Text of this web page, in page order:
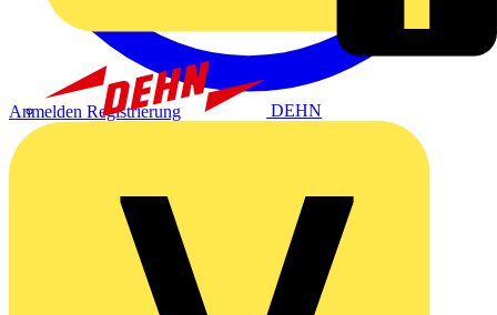
DEHN
Anmelden Registrierung